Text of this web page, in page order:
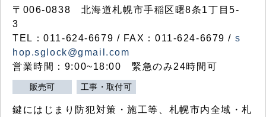
〒006-0838 北海道札幌市手稲区曙8条1丁目5-
3
TEL：011-624-6679 / FAX：011-624-6679 / s
hop.sglock@gmail.com
営業時間：9:00~18:00 緊急のみ24時間可
販売可 工事・取付可
鍵にはじまり防犯対策・施工等、札幌市内全域・札